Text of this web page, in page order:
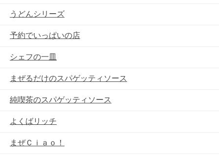
うどんシリーズ
予約でいっぱいの店
シェフの一皿
まぜるだけのスパゲッティソース
純喫茶のスパゲッティソース
よくばリッチ
まぜＣｉａｏ！